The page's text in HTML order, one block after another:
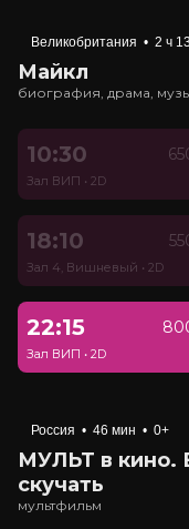
Великобритания • 2 ч
Майкл
биография, драма,
10:30
Зал ВИП • 2D
18:10
Зал 4, Вишневый • 2D
22:15
Зал ВИП • 2D
Россия • 46 мин • 0+
МУЛЬТ в кино.
скучать
мультфильм